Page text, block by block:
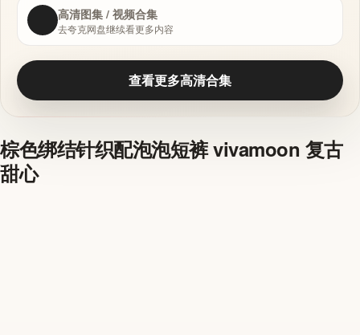
高清图集 / 视频合集
去夸克网盘继续看更多内容
查看更多高清合集
棕色绑结针织配泡泡短裤 vivamoon 复古
甜心